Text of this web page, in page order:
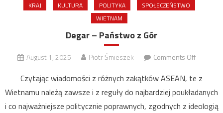
KRAJ KULTURA POLITYKA
SPOŁECZEŃSTWO
WIETNAM
Degar – Państwo z Gór
August 1, 2025 Piotr Śmieszek Comments Offon
–
Państwo
z
Czytając wiadomości z różnych zakątków ASEAN, te z
Wietnamu należą zawsze i z reguły do najbardziej poukładanych
i co najważniejsze politycznie poprawnych, zgodnych z ideologią